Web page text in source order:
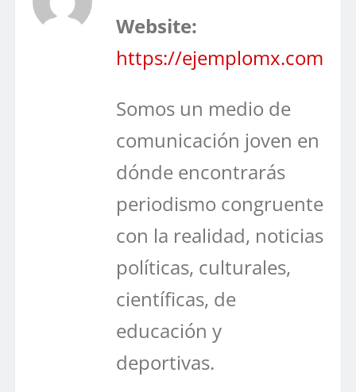
Website:
https://ejemplomx.com
Somos un medio de
comunicación joven en
dónde encontrarás
periodismo congruente
con la realidad, noticias
políticas, culturales,
científicas, de
educación y
deportivas.